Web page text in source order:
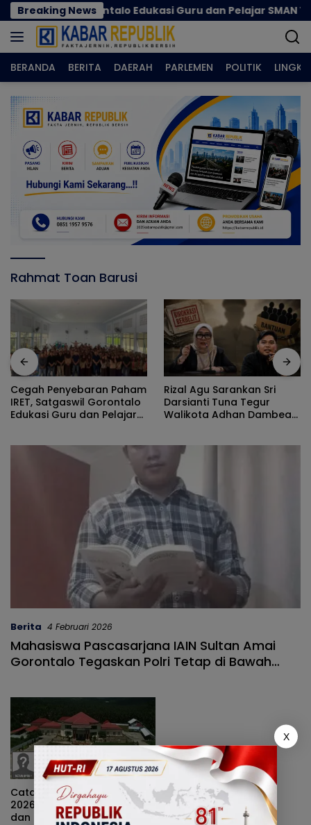
Langsung
ke
konten
Breaking News
Gorontalo Edukasi Guru dan Pelajar SMAN 1 Kabila
BERANDA BERITA DAERAH PARLEMEN POLITIK
Rahmat Toan Barusi
Cegah Penyebaran Paham
IRET, Satgaswil Gorontalo
Edukasi Guru dan Pelajar
Rizal Agu Sarankan Sri
Darsianti Tuna Tegur
Walikota Adhan Dambea
Gorontalo
Berita 4 Februari 2026
Mahasiswa Pascasarjana IAIN Sultan Amai
Gorontalo Tegaskan Polri Tetap di Bawah
Catatan Menuju Tahun Baru
2026: Struktur Baru Partai
dan Peluang AKD Baru
X